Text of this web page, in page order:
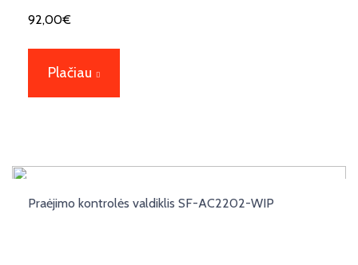
92,00€
Plačiau
Praėjimo kontrolės valdiklis SF-AC2202-WIP